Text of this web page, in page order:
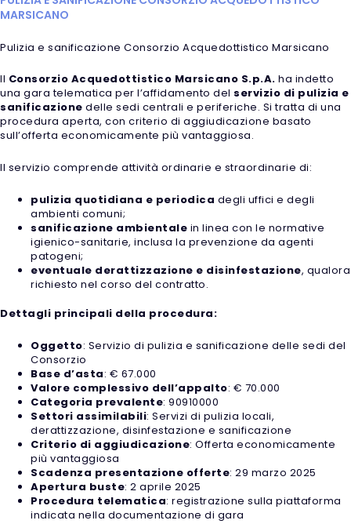
MARSICANO
Pulizia e sanificazione Consorzio Acquedottistico Marsicano
Il Consorzio Acquedottistico Marsicano S.p.A. ha indetto
una gara telematica per l’affidamento del servizio di pulizia e
sanificazione delle sedi centrali e periferiche. Si tratta di una
procedura aperta, con criterio di aggiudicazione basato
sull’offerta economicamente più vantaggiosa.
Il servizio comprende attività ordinarie e straordinarie di:
pulizia quotidiana e periodica degli uffici e degli
ambienti comuni;
sanificazione ambientale in linea con le normative
igienico-sanitarie, inclusa la prevenzione da agenti
patogeni;
eventuale derattizzazione e disinfestazione, qualora
richiesto nel corso del contratto.
Dettagli principali della procedura:
Oggetto: Servizio di pulizia e sanificazione delle sedi del
Consorzio
Base d’asta: € 67.000
Valore complessivo dell’appalto: € 70.000
Categoria prevalente: 90910000
Settori assimilabili: Servizi di pulizia locali,
derattizzazione, disinfestazione e sanificazione
Criterio di aggiudicazione: Offerta economicamente
più vantaggiosa
Scadenza presentazione offerte: 29 marzo 2025
Apertura buste: 2 aprile 2025
Procedura telematica: registrazione sulla piattaforma
indicata nella documentazione di gara